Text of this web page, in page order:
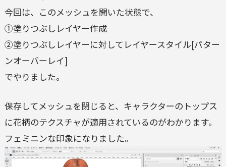
今回は、このメッシュを開いた状態で、
①塗りつぶしレイヤー作成
②塗りつぶしレイヤーに対してレイヤースタイル[パター
ンオーバーレイ]
でやりました。
保存してメッシュを閉じると、キャラクターのトップス
に花柄のテクスチャが適用されているのがわかります。
フェミニンな印象になりました。